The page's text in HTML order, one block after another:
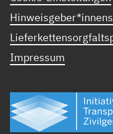
Impressum